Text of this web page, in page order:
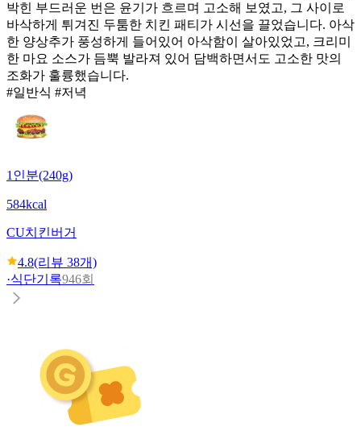
박힌 부드러운 번은 윤기가 흐르며 고소해 보였고, 그 사이로
바삭하게 튀겨진 두툼한 치킨 패티가 시선을 끌었습니다. 아삭
한 양상추가 풍성하게 들어있어 아삭함이 살아있었고, 크리미
한 마요 소스가 듬뿍 발라져 있어 담백하면서도 고소한 맛의
조화가 훌륭했습니다.
#일반식 #저녁
1인분(240g)
584kcal
CU치킨버거
4.8(리뷰 38개)
·식단기록946회